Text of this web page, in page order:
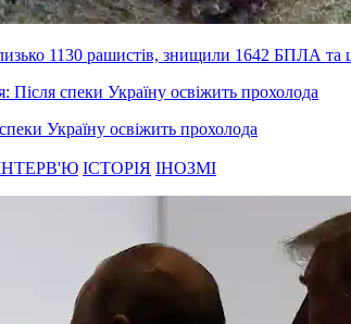
1130 рашистів, знищили 1642 БПЛА та
Україну освіжить прохолода
ІСТОРІЯ ІНОЗМІ